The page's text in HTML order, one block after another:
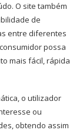
O site também
de
entre diferentes
possa
mais fácil, rápida
o utilizador
ou
obtendo assim